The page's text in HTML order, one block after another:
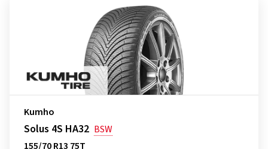
Kumho
Solus 4S HA32 BSW
155/70 R13 75T